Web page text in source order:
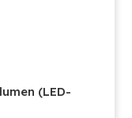
(LED-